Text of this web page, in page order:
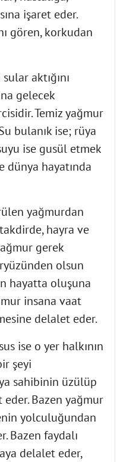
işaret eder.
gören, korkudan
aktığını
gelecek
Temiz yağmur
bulanık ise; rüya
ise gusül etmek
dünya hayatında
yağmurdan
hayra ve
gerek
olsun
hayatta oluşuna
insana vaat
delalet eder.
ise o yer halkının
şeyi
sahibinin üzülüp
Bazen yağmur
yolculuğundan
Bazen faydalı
delalet eder,